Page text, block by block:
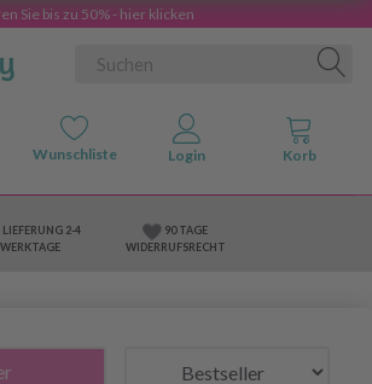
Sie bis zu 50% - hier klicken
LIEFERUNG 2-4
WERKTAGE
90 TAGE
WIDERRUFSRECHT